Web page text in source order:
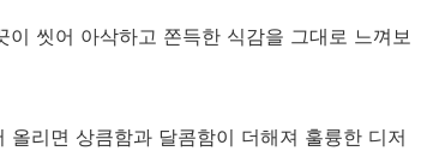
씻어 아삭하고 쫀득한 식감을 그대로 느껴보
리면 상큼함과 달콤함이 더해져 훌륭한 디저